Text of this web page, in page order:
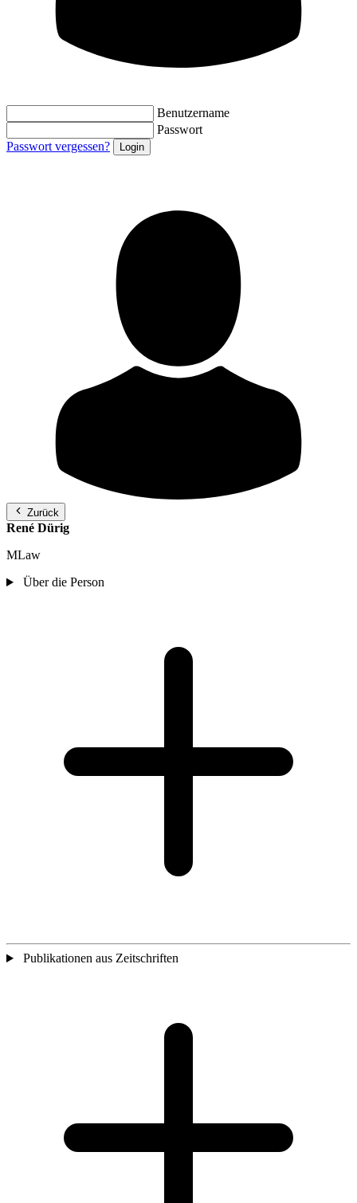
Benutzername
Passwort
Passwort vergessen?
Zurück
René Dürig
MLaw
Über die Person
Publikationen aus Zeitschriften